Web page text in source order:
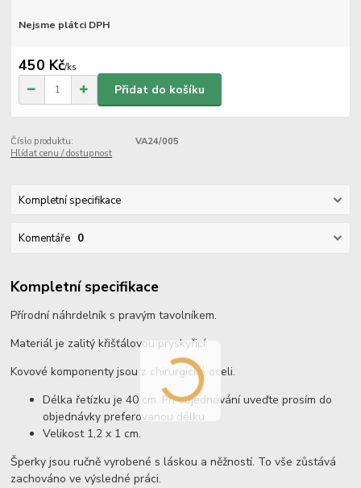
Nejsme plátci DPH
450 Kč/ks
Přidat do košíku
Číslo produktu:
VA24/005
Hlídat cenu / dostupnost
Kompletní specifikace
Komentáře 0
Kompletní specifikace
Přírodní náhrdelník s pravým tavolníkem.
Materiál je zalitý křišťálovou pryskyřicí.
Kovové komponenty jsou z chirurgické oceli.
Délka řetízku je 40 cm. Při objednávání uveďte prosím do
objednávky preferovanou délku.
Velikost 1,2 x 1 cm.
Šperky jsou ručně vyrobené s láskou a něžností. To vše zůstává
zachováno ve výsledné práci.